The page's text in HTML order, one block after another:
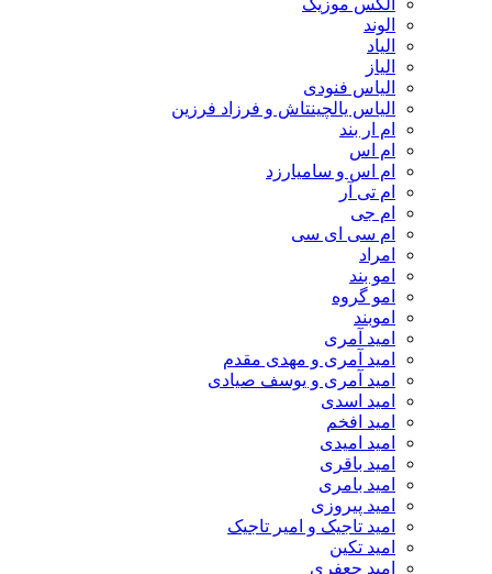
الکس موزیک
الوند
الیاد
الیاز
الیاس فنودی
الیاس یالچینتاش و فرزاد فرزین
ام‌ ار بند
ام اس
ام اس و سامیارزد
ام تی آر
ام جی
ام سی ای سی
امراد
امو بند
امو گروه
اموبند
امید آمری
امید آمری و مهدی مقدم
امید آمری و یوسف صیادی
امید اسدی
امید افخم
امید امیدی
امید باقری
امید بامری
امید پیروزی
امید تاجیک و امیر تاجیک
امید تکین
امید جعفری